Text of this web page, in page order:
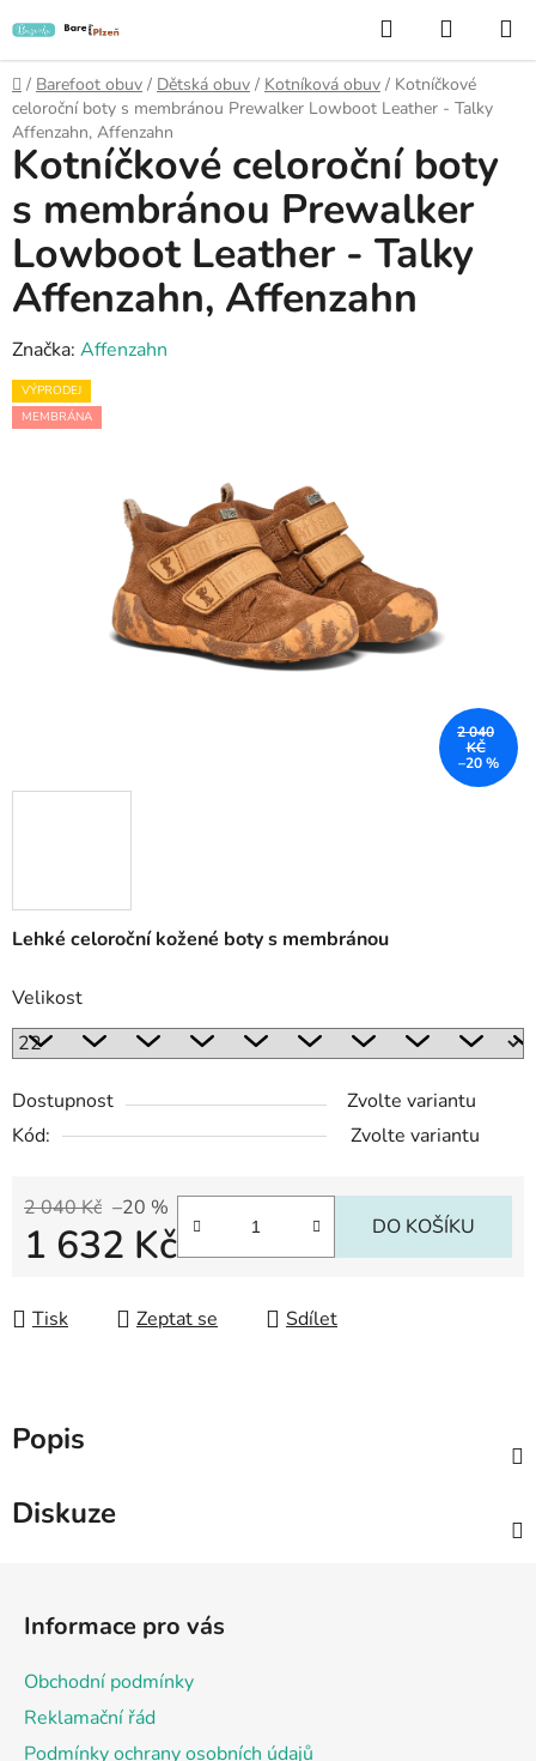
na
obsah
Hledat
KOŠÍK
Domů
/ Barefoot obuv / Dětská obuv / Kotníková obuv / Kotníčkové
celoroční boty s membránou Prewalker Lowboot Leather - Talky
Affenzahn, Affenzahn
Lehké celoroční kožené boty s membránou
Velikost
Dostupnost
Zvolte variantu
Kód:
Zvolte variantu
2 040 Kč –20 %
1 632 Kč DO KOŠÍKU
Tisk Zeptat se Sdílet
Kotníčkové celoroční boty
s membránou Prewalker
Lowboot Leather - Talky
Affenzahn, Affenzahn
Značka: Affenzahn
VÝPRODEJ
MEMBRÁNA
2 040
KČ
–20 %
Popis
Diskuze
Informace pro vás
Obchodní podmínky
Reklamační řád
Podmínky ochrany osobních údajů